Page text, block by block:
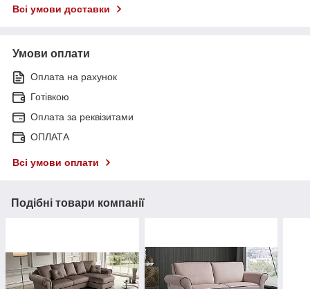
Всі умови доставки
Умови оплати
Оплата на рахунок
Готівкою
Оплата за реквізитами
ОПЛАТА
Всі умови оплати
Подібні товари компанії